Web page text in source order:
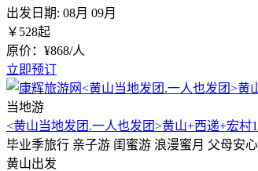
出发日期: 08月 09月
￥ 528起
原价：¥868/人
立即预订
当地游
<黄山当地发团.一人也发团>黄山+西递+宏村
毕业季旅行 亲子游 闺蜜游 浪漫蜜月 父母安
黄山出发